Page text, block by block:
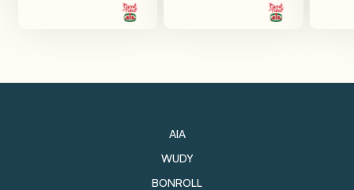
AIA
WUDY
BONROLL